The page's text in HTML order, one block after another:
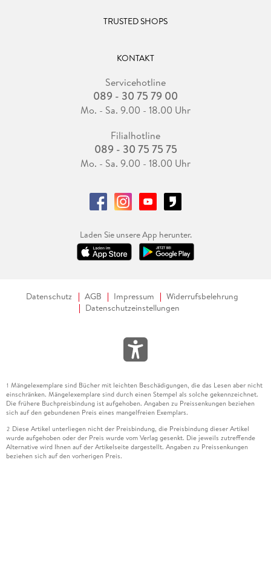
TRUSTED SHOPS
KONTAKT
Servicehotline
089 - 30 75 79 00
Mo. - Sa. 9.00 - 18.00 Uhr
Filialhotline
089 - 30 75 75 75
Mo. - Sa. 9.00 - 18.00 Uhr
Laden Sie unsere App herunter.
Datenschutz AGB Impressum
Widerrufsbelehrung
Datenschutzeinstellungen
1 Mängelexemplare sind Bücher mit leichten Beschädigungen, die das Lesen aber nicht
einschränken. Mängelexemplare sind durch einen Stempel als solche gekennzeichnet.
Die frühere Buchpreisbindung ist aufgehoben. Angaben zu Preissenkungen beziehen
sich auf den gebundenen Preis eines mangelfreien Exemplars.
2 Diese Artikel unterliegen nicht der Preisbindung, die Preisbindung dieser Artikel
wurde aufgehoben oder der Preis wurde vom Verlag gesenkt. Die jeweils zutreffende
Alternative wird Ihnen auf der Artikelseite dargestellt. Angaben zu Preissenkungen
beziehen sich auf den vorherigen Preis.